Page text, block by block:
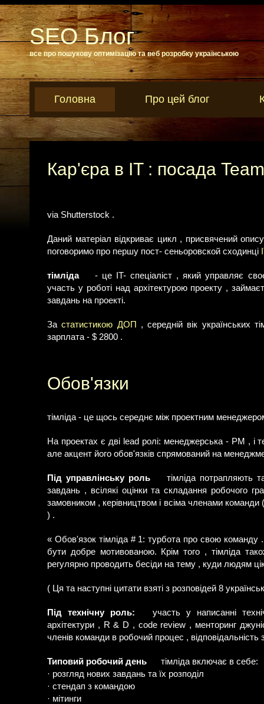
SEO Блог
все про пошукову оптимізацію та веб розробку українською
Головна Про цей блог
Кар'єра в IT : посада
via Shutterstock .
Даний матеріал відкриває цикл , присвячений
поговоримо про першу пост- сеньоровской сходинці
тімліда
- це IT- спеціаліст , який управляє
участь у роботі над архітектурою проекту ,
завдань на проекті.
Застатистикою ДОП , середній вік українських
зарплата - $ 2800 .
Обов'язки
тімліда - це щось середнє між проектним
На проектах є дві lead ролі: менеджерська - PM , і
але акцент його обов'язків спрямований на
Під управлінську роль
тімліда потрапляють
завдань , всілякі оцінки та складання робочого
замовником , керівництвом і всіма членами
) .
« Обов'язок тімліда # 1: турбота про свою
бути добре мотивованою. Крім того , тімліда
регулярно проводить бесіди на тему , куди людям
( Ця та наступні цитати взяті з розповідей 8
Під технічну роль:
участь у написанні
архітектури , R & D , code review , менторинг
членів команди в робочий процес , відповідальність
Типовий робочий день
тімліда включає в себе:
· розгляд нових завдань та їх розподіл
· стендап з командою
· мітинги